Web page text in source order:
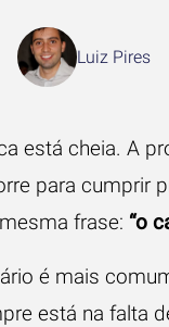
Luiz Pires
está cheia. A
para cumprir
frase: “o
é mais
está na falta